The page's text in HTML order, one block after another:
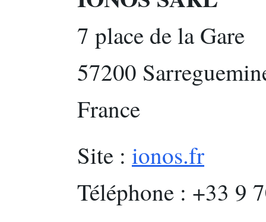
7 place de la Gare
57200
France
Site : ionos.fr
Téléphone : +33 9